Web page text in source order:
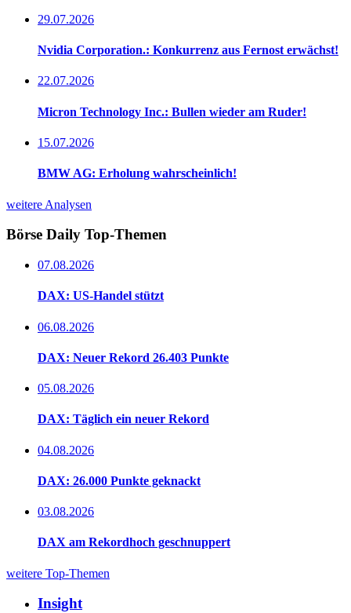
29.07.2026
Nvidia Corporation.: Konkurrenz aus Fernost erwächst!
22.07.2026
Micron Technology Inc.: Bullen wieder am Ruder!
15.07.2026
BMW AG: Erholung wahrscheinlich!
weitere Analysen
Börse Daily Top-Themen
07.08.2026
DAX: US-Handel stützt
06.08.2026
DAX: Neuer Rekord 26.403 Punkte
05.08.2026
DAX: Täglich ein neuer Rekord
04.08.2026
DAX: 26.000 Punkte geknackt
03.08.2026
DAX am Rekordhoch geschnuppert
weitere Top-Themen
Insight